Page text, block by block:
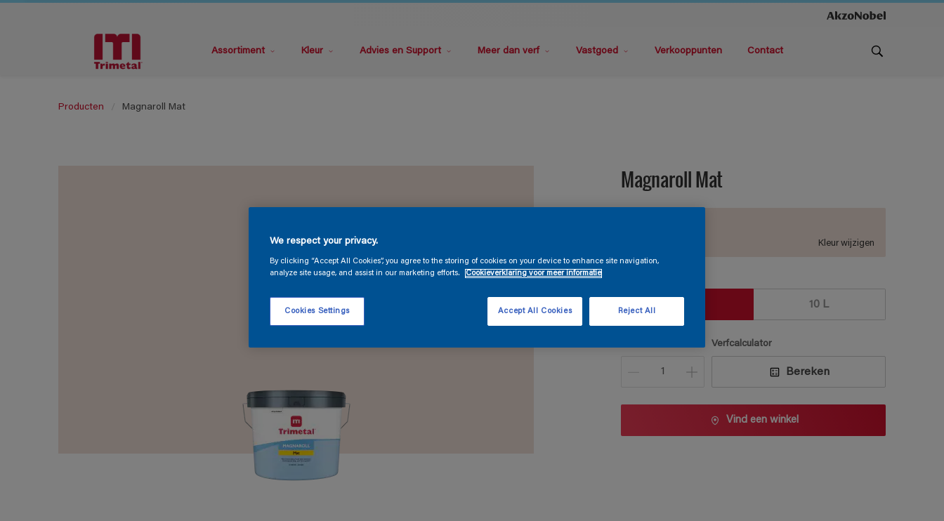
Assortiment Kleur Advies en Support Meer dan verf Vastgoed Verkooppunten Contact
Producten Magnaroll Mat
Magnaroll Mat
Kleur wijzigen
10 L
Verfcalculator
Bereken
Vind een winkel
We respect your privacy.
By clicking “Accept All Cookies”, you agree to the storing of cookies on your device to enhance site navigation,
analyze site usage, and assist in our marketing efforts.
Cookieverklaring voor meer informatie
Cookies Settings Reject All
Accept All Cookies